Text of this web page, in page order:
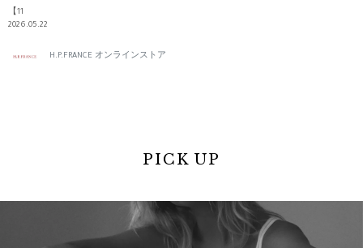
Sud -
【11
2026.05.22
H.P.FRANCE オンラインストア
PICK UP